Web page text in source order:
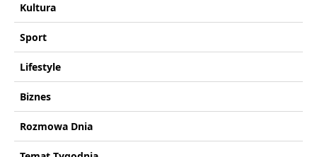
Kultura
Sport
Lifestyle
Biznes
Rozmowa Dnia